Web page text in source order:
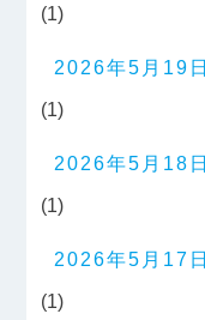
(1)
2026年5月19日
(1)
2026年5月18日
(1)
2026年5月17日
(1)